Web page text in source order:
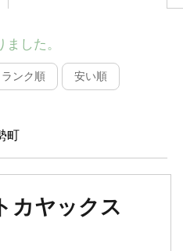
ました。
ンク順 安い順
町
カヤックス